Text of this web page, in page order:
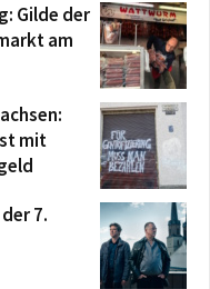
Gilde der
am
mit
7.